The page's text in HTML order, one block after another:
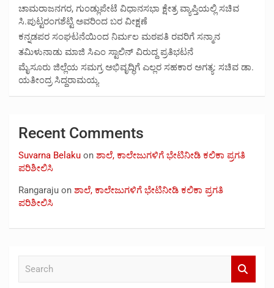
ಚಾಮರಾಜನಗರ, ಗುಂಡ್ಲುಪೇಟೆ ವಿಧಾನಸಭಾ ಕ್ಷೇತ್ರ ವ್ಯಾಪ್ತಿಯಲ್ಲಿ ಸಚಿವ
ಸಿ.ಪುಟ್ಟರಂಗಶೆಟ್ಟಿ ಅವರಿಂದ ಬರ ವೀಕ್ಷಣೆ
ಕನ್ನಡಪರ ಸಂಘಟನೆಯಿಂದ ನಿರ್ಮಲ ಮಠಪತಿ ರವರಿಗೆ ಸನ್ಮಾನ
ತಮಿಳುನಾಡು ಮಾಜಿ ಸಿಎಂ ಸ್ಟಾಲಿನ್ ವಿರುದ್ದ ಪ್ರತಿಭಟನೆ
ಮೈಸೂರು ಜಿಲ್ಲೆಯ ಸಮಗ್ರ ಅಭಿವೃದ್ಧಿಗೆ ಎಲ್ಲರ ಸಹಕಾರ ಅಗತ್ಯ: ಸಚಿವ ಡಾ.
ಯತೀಂದ್ರ ಸಿದ್ದರಾಮಯ್ಯ
Recent Comments
Suvarna Belaku on ಶಾಲೆ, ಕಾಲೇಜುಗಳಿಗೆ ಭೇಟಿನೀಡಿ ಕಲಿಕಾ ಪ್ರಗತಿ
ಪರಿಶೀಲಿಸಿ
Rangaraju on ಶಾಲೆ, ಕಾಲೇಜುಗಳಿಗೆ ಭೇಟಿನೀಡಿ ಕಲಿಕಾ ಪ್ರಗತಿ
ಪರಿಶೀಲಿಸಿ